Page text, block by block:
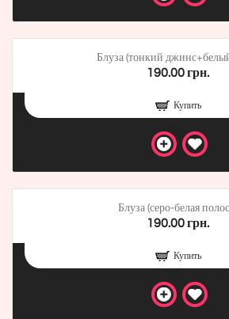
Блуза (тонкий
190.00 грн.
Купить
Блуза (серо-белая
190.00 грн.
Купить